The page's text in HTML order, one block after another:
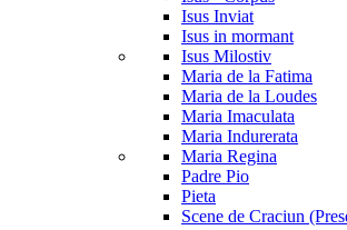
Isus Inviat
Isus in mormant
Isus Milostiv
Maria de la Fatima
Maria de la Loudes
Maria Imaculata
Maria Indurerata
Maria Regina
Padre Pio
Pieta
Scene de Craciun